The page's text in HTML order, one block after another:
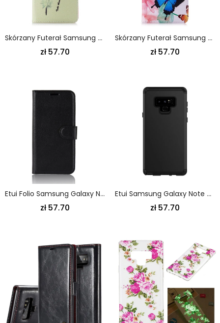
Skórzany Futerał Samsung Galaxy Note 9 Etui Na Telefon Naucz Się Latać
zł 57.70
Skórzany Futerał Samsung Galaxy Note 9 Jasnoniebieski Różowy Etui Na Telefon Malowane Motyle I Kwiaty
zł 57.70
Etui Folio Samsung Galaxy Note 9 Biały Czarny Liczi Retro Etui Ochronne
zł 57.70
Etui Samsung Galaxy Note 9 Różowe Złoto Czarny Odpinany Premium Etui Ochronne
zł 57.70